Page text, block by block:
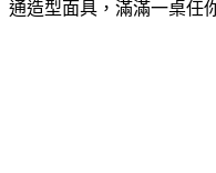
通造型面具，滿滿一桌任